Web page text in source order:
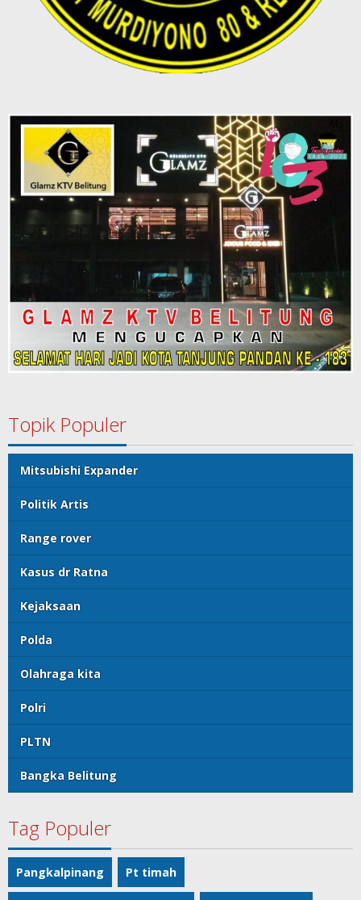
Topik Populer
Mitsubishi Expander
Politik Artis
Range rover
Kasus dr Ratna
Kejaksaan
Polda
Olahraga kita
Polri
PLTN
Bangka Belitung
Tag Populer
Pangkalpinang Pt timah